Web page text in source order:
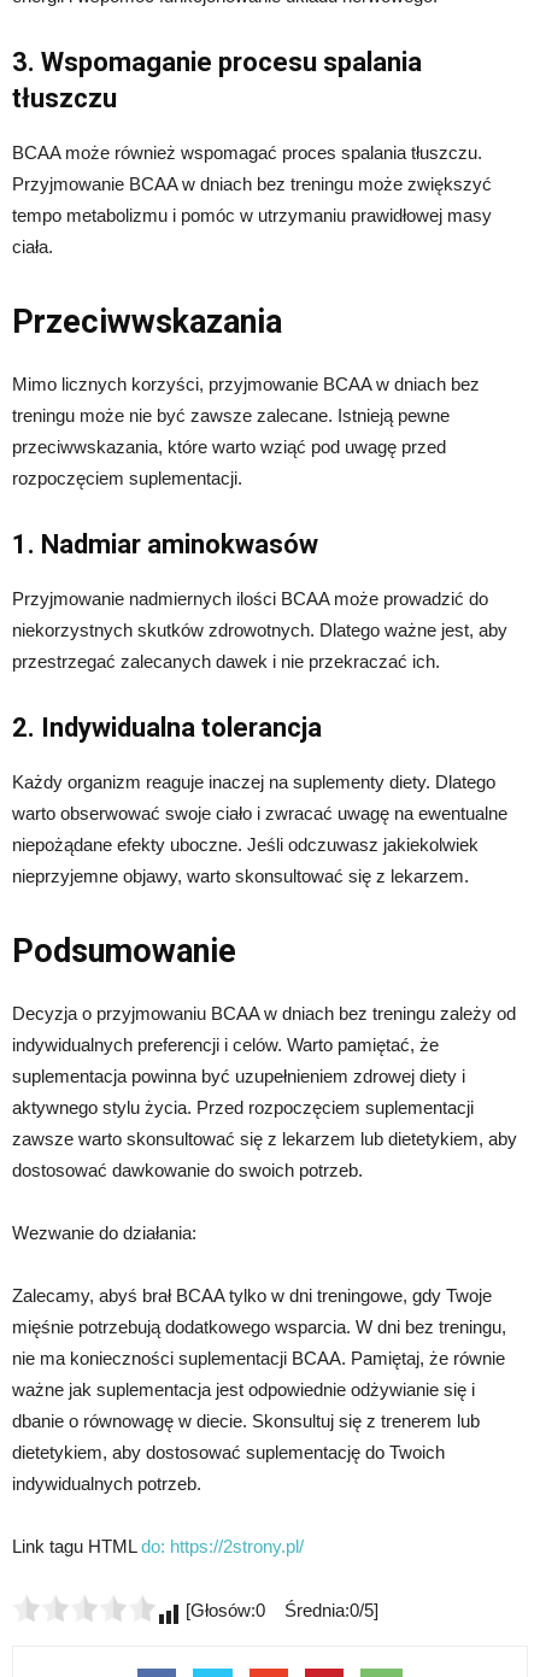
3. Wspomaganie procesu spalania
tłuszczu
BCAA może również wspomagać proces spalania tłuszczu.
Przyjmowanie BCAA w dniach bez treningu może zwiększyć
tempo metabolizmu i pomóc w utrzymaniu prawidłowej masy
ciała.
Przeciwwskazania
Mimo licznych korzyści, przyjmowanie BCAA w dniach bez
treningu może nie być zawsze zalecane. Istnieją pewne
przeciwwskazania, które warto wziąć pod uwagę przed
rozpoczęciem suplementacji.
1. Nadmiar aminokwasów
Przyjmowanie nadmiernych ilości BCAA może prowadzić do
niekorzystnych skutków zdrowotnych. Dlatego ważne jest, aby
przestrzegać zalecanych dawek i nie przekraczać ich.
2. Indywidualna tolerancja
Każdy organizm reaguje inaczej na suplementy diety. Dlatego
warto obserwować swoje ciało i zwracać uwagę na ewentualne
niepożądane efekty uboczne. Jeśli odczuwasz jakiekolwiek
nieprzyjemne objawy, warto skonsultować się z lekarzem.
Podsumowanie
Decyzja o przyjmowaniu BCAA w dniach bez treningu zależy od
indywidualnych preferencji i celów. Warto pamiętać, że
suplementacja powinna być uzupełnieniem zdrowej diety i
aktywnego stylu życia. Przed rozpoczęciem suplementacji
zawsze warto skonsultować się z lekarzem lub dietetykiem, aby
dostosować dawkowanie do swoich potrzeb.
Wezwanie do działania:
Zalecamy, abyś brał BCAA tylko w dni treningowe, gdy Twoje
mięśnie potrzebują dodatkowego wsparcia. W dni bez treningu,
nie ma konieczności suplementacji BCAA. Pamiętaj, że równie
ważne jak suplementacja jest odpowiednie odżywianie się i
dbanie o równowagę w diecie. Skonsultuj się z trenerem lub
dietetykiem, aby dostosować suplementację do Twoich
indywidualnych potrzeb.
Link tagu HTMLdo: https://2strony.pl/
[Głosów:0 Średnia:0/5]